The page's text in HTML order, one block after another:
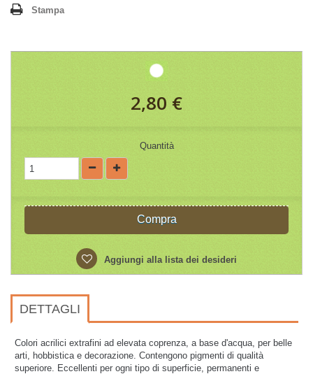
Stampa
2,80 €
Quantità
Compra
Aggiungi alla lista dei desideri
DETTAGLI
Colori acrilici extrafini ad elevata coprenza, a base d'acqua, per belle
arti, hobbistica e decorazione. Contengono pigmenti di qualità
superiore. Eccellenti per ogni tipo di superficie, permanenti e